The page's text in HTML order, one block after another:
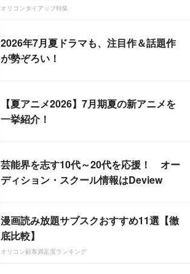
オリコンタイアップ特集
2026年7月夏ドラマも、注目作＆話題作
が勢ぞろい！
【夏アニメ2026】7月期夏の新アニメを
一挙紹介！
芸能界を志す10代～20代を応援！ オー
ディション・スクール情報はDeview
漫画読み放題サブスクおすすめ11選【徹
底比較】
オリコン顧客満足度ランキング